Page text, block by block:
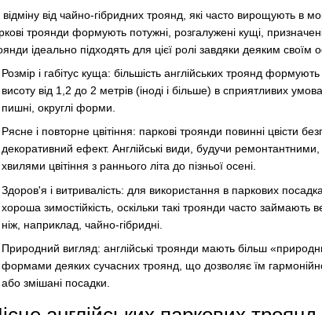
від чайно-гібридних троянд, які часто вирощують в
троянди формують потужні, розгалужені кущі,
ідеально підходять для цієї ролі завдяки деяким своїм
Розмір і габітус куща: більшість англійських троянд
висоту від 1,2 до 2 метрів (іноді і більше) в сприятливих
пишні, округлі форми.
Рясне і повторне цвітіння: паркові троянди повинні цвісти
декоративний ефект. Англійські види, будучи
хвилями цвітіння з раннього літа до пізньої осені.
Здоров'я і витривалість: для використання в паркових
хороша зимостійкість, оскільки такі троянди часто займають
ніж, наприклад, чайно-гібридні.
Природний вигляд: англійські троянди мають більш
формами деяких сучасних троянд, що дозволяє їм
або змішані посадки.